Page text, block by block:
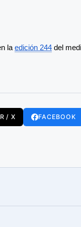
la edición 244 del
/ X FACEBOOK